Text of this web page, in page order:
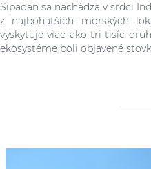
Sipadan sa nachádza v srdci
z najbohatších morských
vyskytuje viac ako tri tisíc
ekosystéme boli objavené